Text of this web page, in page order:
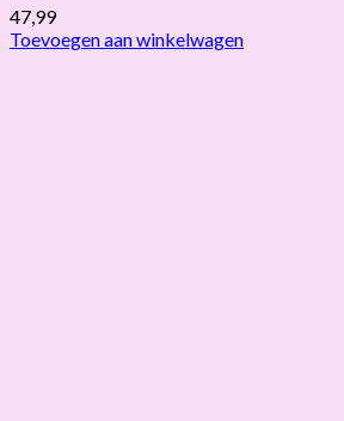
47,99
Toevoegen aan winkelwagen